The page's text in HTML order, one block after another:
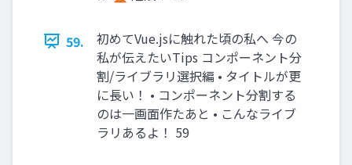
59.
初めてVue.jsに触れた頃の私へ 今の
私が伝えたいTips コンポーネント分
割/ライブラリ選択編 • タイトルが更
に長い！ • コンポーネント分割する
のは一画面作たあと • こんなライブ
ラリあるよ！ 59